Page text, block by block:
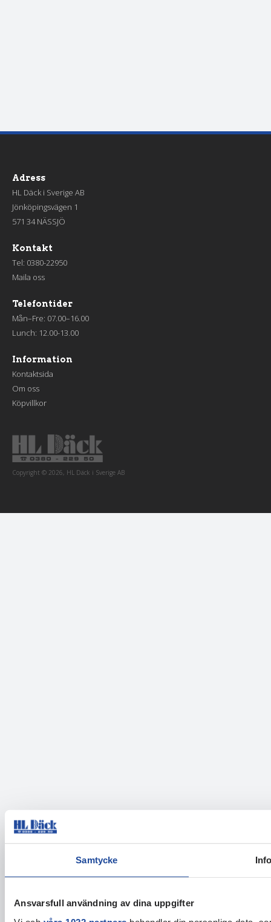
Samtycke
Ansvarsfull användning av dina uppgifter
Adress
HL Däck i Sverige AB
Jönköpingsvägen 1
571 34 NÄSSJÖ
Kontakt
Tel: 0380-22950
Maila oss
Telefontider
Mån–Fre: 07.00–16.00
Lunch: 12.00-13.00
Information
Kontaktsida
Om oss
Köpvillkor
Copyright © 2026, HL Däck i Sverige AB